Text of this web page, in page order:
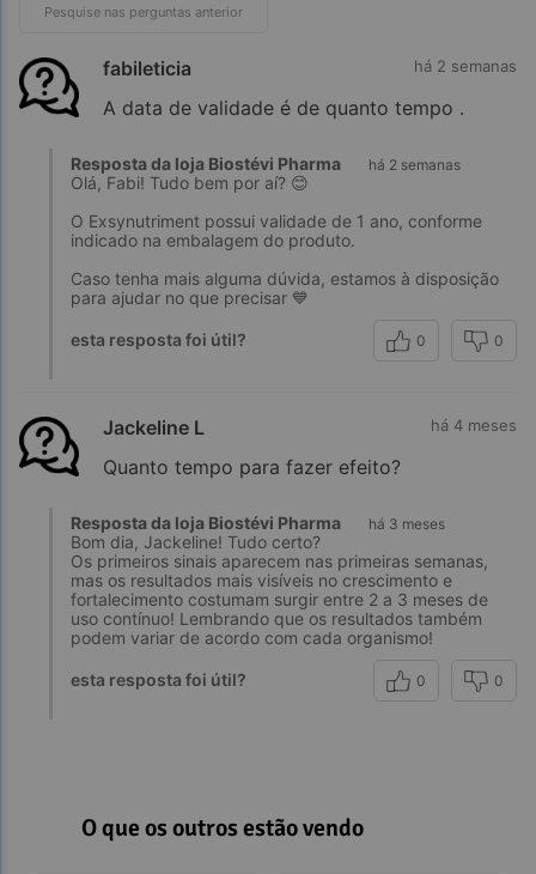
fabileticia há 2 semanas
A data de validade é de quanto tempo .
Resposta da loja Biostévi Pharma há 2 semanas
Olá, Fabi! Tudo bem por aí? 😊
O Exsynutriment possui validade de 1 ano, conforme
indicado na embalagem do produto.
Caso tenha mais alguma dúvida, estamos à disposição
para ajudar no que precisar 💙
esta resposta foi útil? 0 0
Jackeline L há 4 meses
Quanto tempo para fazer efeito?
Resposta da loja Biostévi Pharma há 3 meses
Bom dia, Jackeline! Tudo certo?
Os primeiros sinais aparecem nas primeiras semanas,
mas os resultados mais visíveis no crescimento e
fortalecimento costumam surgir entre 2 a 3 meses de
uso contínuo! Lembrando que os resultados também
podem variar de acordo com cada organismo!
esta resposta foi útil? 0 0
O que os outros estão vendo